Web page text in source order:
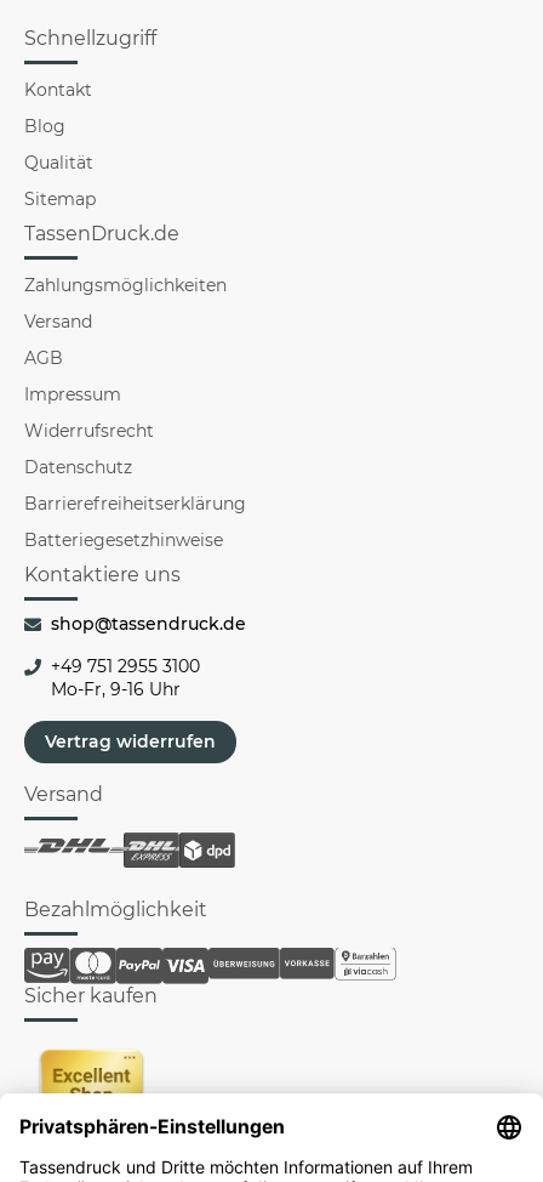
Schnellzugriff
Kontakt
Blog
Qualität
Sitemap
TassenDruck.de
Zahlungsmöglichkeiten
Versand
AGB
Impressum
Widerrufsrecht
Datenschutz
Barrierefreiheitserklärung
Batteriegesetzhinweise
Kontaktiere uns
shop@tassendruck.de
+49 751 2955 3100
Mo-Fr, 9-16 Uhr
Vertrag widerrufen
Versand
Bezahlmöglichkeit
Sicher kaufen